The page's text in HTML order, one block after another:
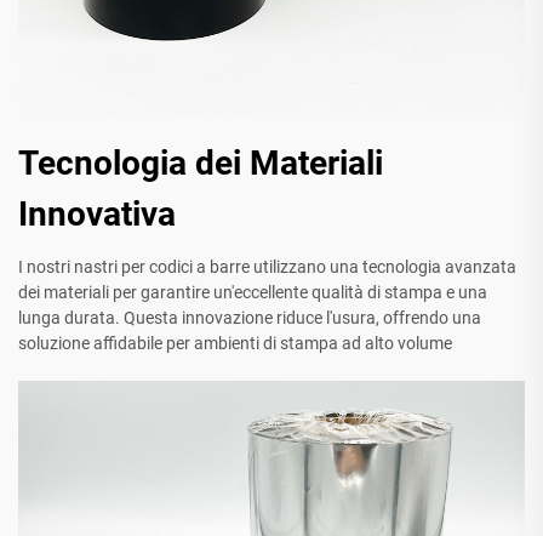
Tecnologia dei Materiali
Innovativa
I nostri nastri per codici a barre utilizzano una tecnologia avanzata
dei materiali per garantire un'eccellente qualità di stampa e una
lunga durata. Questa innovazione riduce l'usura, offrendo una
soluzione affidabile per ambienti di stampa ad alto volume